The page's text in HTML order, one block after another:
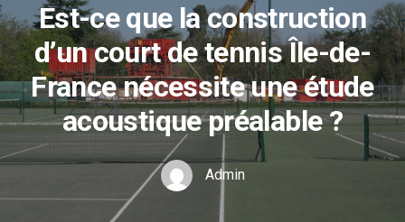
Est-ce que la construction
d’un court de tennis Île-de-
France nécessite une étude
acoustique préalable ?
Admin